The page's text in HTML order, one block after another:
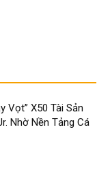
Vọt” X50 Tài Sản
Nhờ Nền Tảng Cá